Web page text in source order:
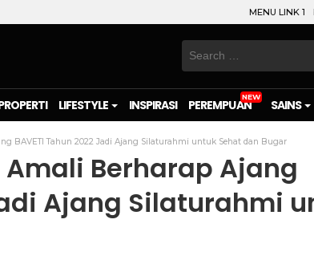
MENU LINK 1
Search
LIFESTYLE INSPIRASI PEREMPUAN SAINS
BAVETI Tahun 2022 Jadi Ajang Silaturahmi untuk Sehat dan Bugar
Berharap Ajang
Ajang Silaturahmi